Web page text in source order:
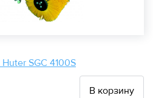
SGC 4100S
В корзину